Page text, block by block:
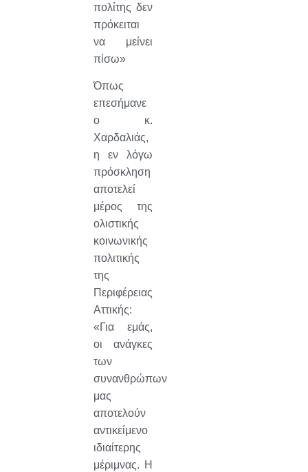
πολίτης δεν
πρόκειται
να μείνει
πίσω»
Όπως
επεσήμανε
ο κ.
Χαρδαλιάς,
η εν λόγω
πρόσκληση
αποτελεί
μέρος της
ολιστικής
κοινωνικής
πολιτικής
της
Περιφέρειας
Αττικής:
«Για εμάς,
οι ανάγκες
των
συνανθρώπων
μας
αποτελούν
αντικείμενο
ιδιαίτερης
μέριμνας. Η